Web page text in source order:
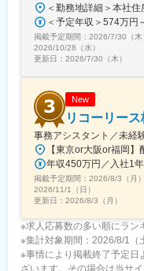
掲載予定期間： 2026/7/30（木
2026/10/28（水）
更新日： 2026/7/30（木）
New
リコーリース
事務アシスタント／未経
年収450万円／入社1
掲載予定期間： 2026/8/3（月）
2026/11/1（日）
更新日： 2026/8/3（月）
※求人応募数の多い順にラン
※集計対象期間：2026/8/1（
※事情により掲載終了予定日
ざいます。その場合は当サ